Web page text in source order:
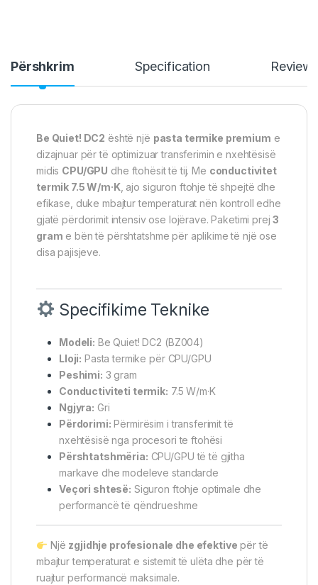
Përshkrim Specification
Be Quiet! DC2 është një pasta termike premium e
dizajnuar për të optimizuar transferimin e nxehtësisë
midis CPU/GPU dhe ftohësit të tij. Me conductivitet
termik 7.5 W/m·K, ajo siguron ftohje të shpejtë dhe
efikase, duke mbajtur temperaturat nën kontroll edhe
gjatë përdorimit intensiv ose lojërave. Paketimi prej3
gram e bën të përshtatshme për aplikime të një ose
disa pajisjeve.
Specifikime Teknike
Modeli: Be Quiet! DC2 (BZ004)
Lloji: Pasta termike për CPU/GPU
Peshimi: 3 gram
Conductiviteti termik: 7.5 W/m·K
Ngjyra: Gri
Përdorimi: Përmirësim i transferimit të
nxehtësisë nga procesori te ftohësi
Përshtatshmëria: CPU/GPU të të gjitha
markave dhe modeleve standarde
Veçori shtesë: Siguron ftohje optimale dhe
performancë të qëndrueshme
Një zgjidhje profesionale dhe efektive për të
mbajtur temperaturat e sistemit të ulëta dhe për të
ruajtur performancë maksimale.